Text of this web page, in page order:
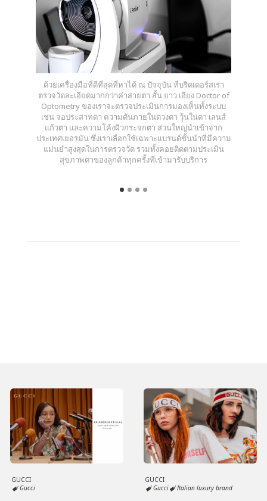
ด้วยเครื่องมือที่ดีที่สุดที่หาได้ ณ ปัจจุบัน ที่บริดเดอร์สเรา
ตรวจวัดละเอียดมากกว่าค่าสายตา สั้น ยาว เอียง Doctor of
Optometry ของเราจะตรวจประเมินการมองเห็นทั้งระบบ
เช่น จอประสาทตา ความดันภายในดวงตา วุ้นในตา เลนส์
แก้วตา และความโค้งผิวกระจกตา ส่วนใหญ่นำเข้าจาก
ประเทศเยอรมัน ซึ่งเราเลือกใช้เฉพาะแบรนด์ชั้นนำที่มีความ
แม่นยำสูงสุดในการตรวจวัด รวมทั้งคอยติดตามประเมิน
สุขภาพตาของลูกค้าทุกครั้งที่เข้ามารับบริการ
GUCCI
Gucci
GUCCI
Gucci
Italian luxury brand